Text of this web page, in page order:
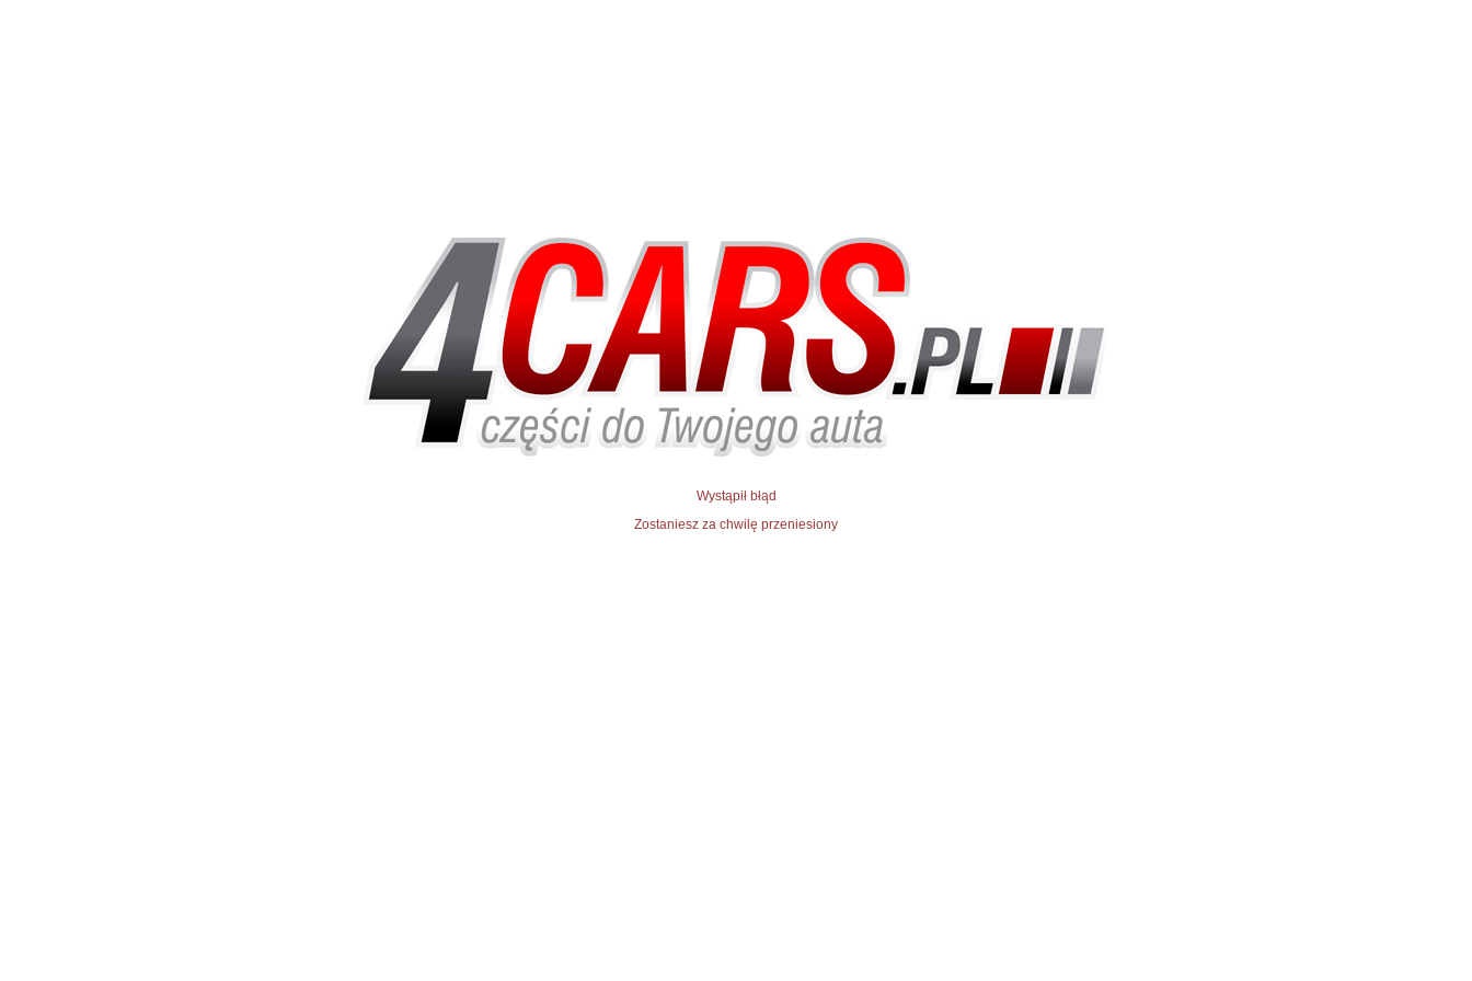
Wystąpił błąd
Zostaniesz za chwilę przeniesiony